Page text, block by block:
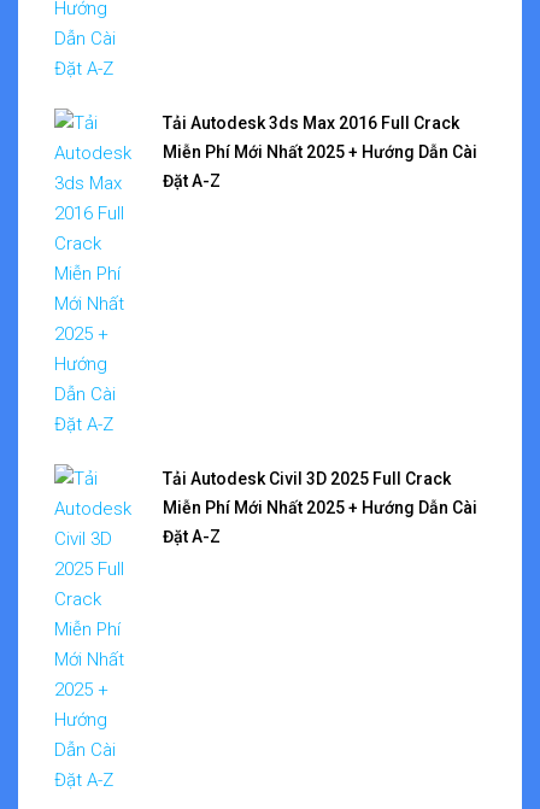
Tải Autodesk 3ds Max 2016 Full Crack
Miễn Phí Mới Nhất 2025 + Hướng Dẫn Cài
Đặt A-Z
Tải Autodesk Civil 3D 2025 Full Crack
Miễn Phí Mới Nhất 2025 + Hướng Dẫn Cài
Đặt A-Z